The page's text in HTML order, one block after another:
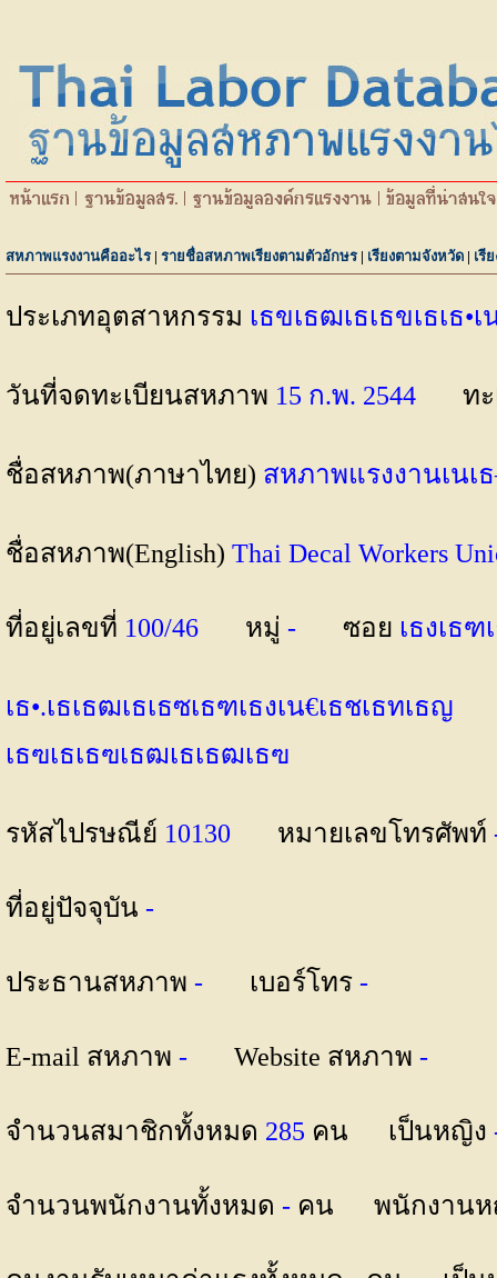
สหภาพแรงงานคืออะไร | รายชื่อสหภาพเรียงตามตัวอักษร | เรียงตามจังหวัด | เรี
ประเภทอุตสาหกรรม เธขเธฒเธเธขเธเธ
วันที่จดทะเบียนสหภาพ 15 ก.พ. 2544 ท
ชื่อสหภาพ(ภาษาไทย) สหภาพแรงงานเนเ
ชื่อสหภาพ(English) Thai Decal Workers
ที่อยู่เลขที่ 100/46 หมู่ - ซอย เธงเธฑ
เธ•.เธเธฒเธเธซเธฑเธงเน€เธชเธทเธญ
เธฃเธเธฃเธฒเธเธฒเธฃ
รหัสไปรษณีย์ 10130 หมายเลขโทรศัพท์
ที่อยู่ปัจจุบัน -
ประธานสหภาพ - เบอร์โทร -
E-mail สหภาพ - Website สหภาพ -
จำนวนสมาชิกทั้งหมด 285 คน เป็นหญิง
จำนวนพนักงานทั้งหมด - คน พนักงาน